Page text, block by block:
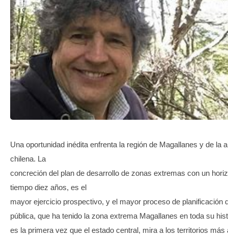
GALERIA DE FOTOS
APP MÓVIL
TRANSPARENCIA
Una oportunidad inédita enfrenta la región de Magallanes y de la
chilena. La
concreción del plan de desarrollo de zonas extremas con un
tiempo diez años, es el
mayor ejercicio prospectivo, y el mayor proceso de planificación
pública, que ha tenido la zona extrema Magallanes en toda su
es la primera vez que el estado central, mira a los territorios más